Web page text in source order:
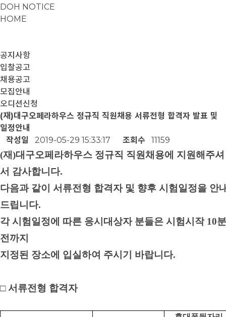
DOH NOTICE
HOME
공지사항
입찰공고
채용공고
모집안내
오디션신청
(재)대구오페라하우스 정규직 직원채용 서류전형 합격자 발표 및
일정안내
작성일
2019-05-29 15:33:17 조회수 11159
(재)대구오페라하우스 정규직 직원채용에 지원해주셔
서 감사합니다.
다음과 같이 서류전형 합격자 및 향후 시험일정을 안
드립니다.
각 시험일정에 따른 응시대상자 분들은 시험시작 10분
전까지
지정된 장소에 입실하여 주시기 바랍니다.
□ 서류전형 합격자